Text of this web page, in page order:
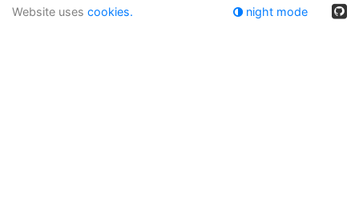
Website uses cookies. night mode